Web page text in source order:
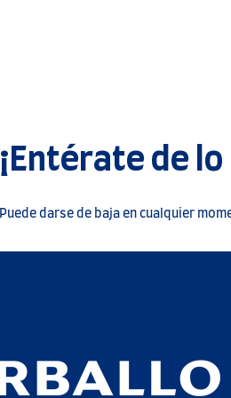
¡Entérate de
Puede darse de baja en cualquier